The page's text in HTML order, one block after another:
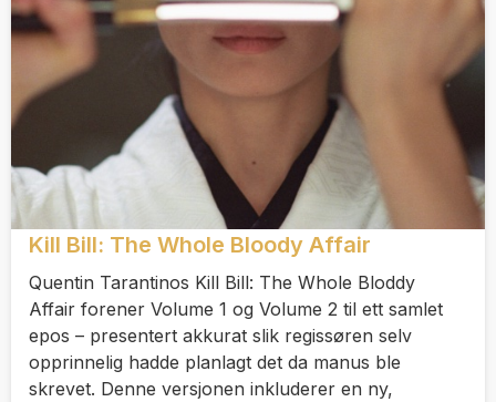
Kill Bill: The Whole Bloody Affair
Quentin Tarantinos Kill Bill: The Whole Bloddy
Affair forener Volume 1 og Volume 2 til ett samlet
epos – presentert akkurat slik regissøren selv
opprinnelig hadde planlagt det da manus ble
skrevet. Denne versjonen inkluderer en ny,